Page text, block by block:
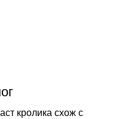
кролика схож с